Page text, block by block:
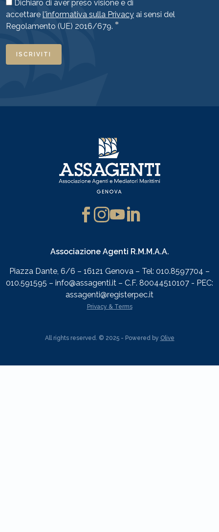
Dichiaro di aver preso visione e di
accettare l'informativa sulla Privacy ai sensi del
Regolamento (UE) 2016/679. *
ISCRIVITI
Associazione Agenti R.M.M.A.A.
Piazza Dante, 6/6 – 16121 Genova – Tel: 010.8597704 –
010.591595 – info@assagenti.it – C.F. 80044510107 - PEC:
assagenti@registerpec.it
Privacy & Terms
All rights reserved. © 2025 - Powered by Olive